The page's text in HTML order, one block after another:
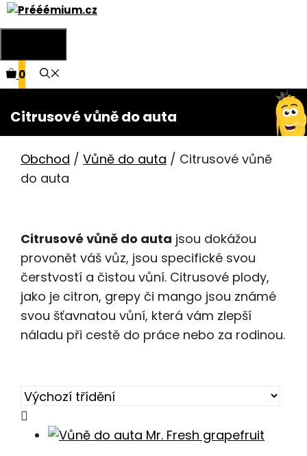
Přeskočit
na
0
Citrusové vůně do auta
Obchod / Vůně do auta / Citrusové vůně
do auta
Citrusové vůně do auta jsou dokážou
provonět váš vůz, jsou specifické svou
čerstvostí a čistou vůní. Citrusové plody,
jako je citron, grepy či mango jsou známé
svou šťavnatou vůní, která vám zlepší
náladu při cestě do práce nebo za rodinou.